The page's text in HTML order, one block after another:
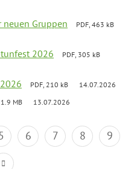
neuen Gruppen
PDF, 463 kB
2026
PDF, 305 kB
PDF, 210 kB 14.07.2026
1.9 MB 13.07.2026
6 7 8
9